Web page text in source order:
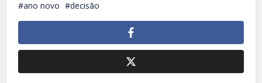
ano novo decisão